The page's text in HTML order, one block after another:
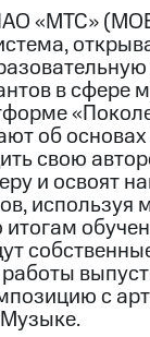
«МТС»
в сфере
об основах
свою
и освоят
используя
с